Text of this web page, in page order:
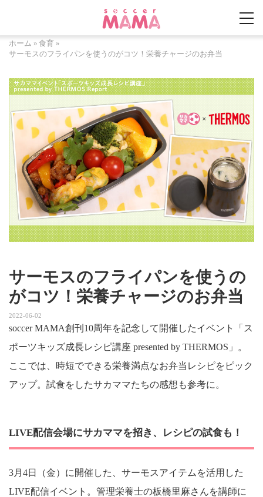
ホーム » 食育 »
サーモスのフライパンを使うのがコツ！栄養チャージのお弁当
サーモスのフライパンを使うの
がコツ！栄養チャージのお弁当
2022-06-02
soccer MAMA創刊10周年を記念して開催したイベント「ス
ポーツキッズ成長レシピ講座 presented by THERMOS」。
ここでは、時短でできる栄養満点なお弁当レシピをピック
アップ。試食をしたサカママたちの感想も参考に。
LIVE配信会場にサカママを招き、レシピの試食も！
3月4日（金）に開催した、サーモスアイテムを活用した
LIVE配信イベント。管理栄養士の板橋里麻さんを講師に